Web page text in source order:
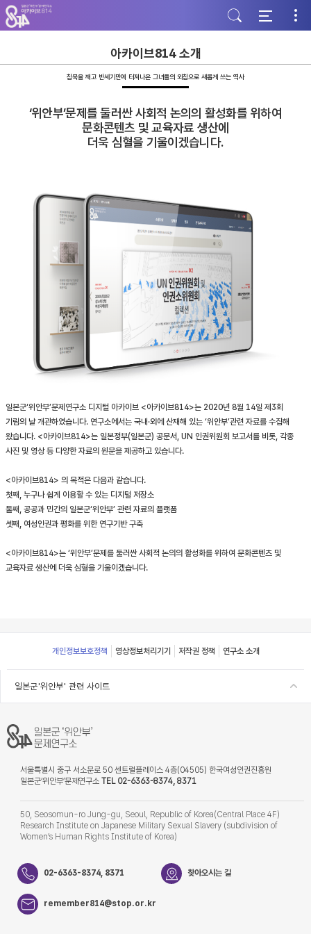
주
메
뉴
가
본
문
바
기
하
단
바
기
아카이브814 소개
침묵을 깨고 반세기만에 터져나온 그녀들의 외침으로 새롭게 쓰는 역사
‘위안부’문제를 둘러싼 사회적 논의의 활성화를 위하여
문화콘텐츠 및 교육자료 생산에
더욱 심혈을 기울이겠습니다.
일본군‘위안부’문제연구소 디지털 아카이브 <아카이브814>는 2020년 8월 14일 제3회
기림의 날 개관하였습니다. 연구소에서는 국내·외에 산재해 있는 ‘위안부’관련 자료를 수집해
왔습니다. <아카이브814>는 일본정부(일본군) 공문서, UN 인권위원회 보고서를 비롯, 각종
사진 및 영상 등 다양한 자료의 원문을 제공하고 있습니다.
<아카이브814> 의 목적은 다음과 같습니다.
첫째, 누구나 쉽게 이용할 수 있는 디지털 저장소
둘째, 공공과 민간의 일본군‘위안부’ 관련 자료의 플랫폼
셋째, 여성인권과 평화를 위한 연구기반 구축
<아카이브814>는 ‘위안부’문제를 둘러싼 사회적 논의의 활성화를 위하여 문화콘텐츠 및
교육자료 생산에 더욱 심혈을 기울이겠습니다.
Footer
개인정보보호정책 영상정보처리기기 저작권 정책 연구소 소개
일본군'위안부' 관련 사이트
서울특별시 중구 서소문로 50 센트럴플레이스 4층(04505) 한국여성인권진흥원
일본군‘위안부’문제연구소 TEL 02-6363-8374, 8371
50, Seosomun-ro Jung-gu, Seoul, Republic of Korea(Central Place 4F)
Research Institute on Japanese Military Sexual Slavery (subdivision of
Women’s Human Rights Institute of Korea)
02-6363-8374, 8371 찾아오시는 길
remember814@stop.or.kr